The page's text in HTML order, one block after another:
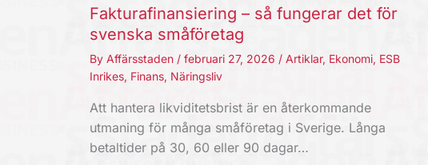
Fakturafinansiering – så fungerar det för
svenska småföretag
By Affärsstaden / februari 27, 2026 / Artiklar, Ekonomi, ESB
Inrikes, Finans, Näringsliv
Att hantera likviditetsbrist är en återkommande
utmaning för många småföretag i Sverige. Långa
betaltider på 30, 60 eller 90 dagar…